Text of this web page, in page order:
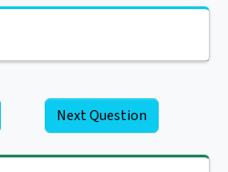
Next Question